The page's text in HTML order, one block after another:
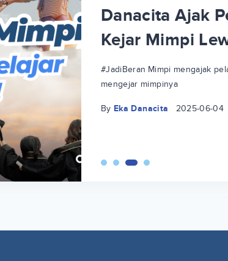
Danacita Ajak
Kejar Mimpi
#JadiBeraniMimpi mengajak
mengejar mimpinya
By Eka Danacita 2025-06-04